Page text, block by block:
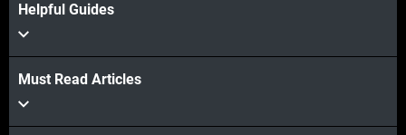
Helpful Guides
Must Read Articles